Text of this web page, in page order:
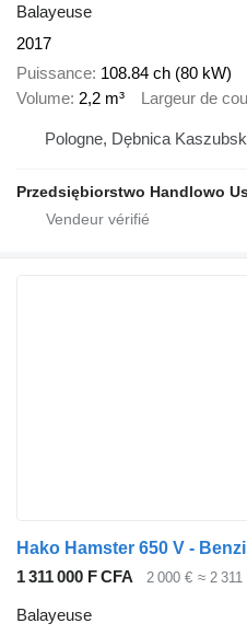
Balayeuse
2017
Puissance 108.84 ch (80 kW)
Volume 2,2 m³ Largeur de
Pologne, Dębnica
Hako Hamster 650 V -
1 311 000 F CFA
2 000 € ≈ 2 311
Balayeuse